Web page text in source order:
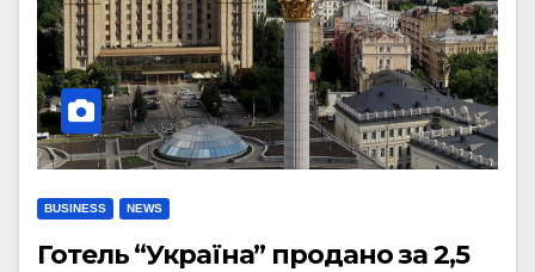
BUSINESS NEWS
Готель “Україна” продано за 2,5